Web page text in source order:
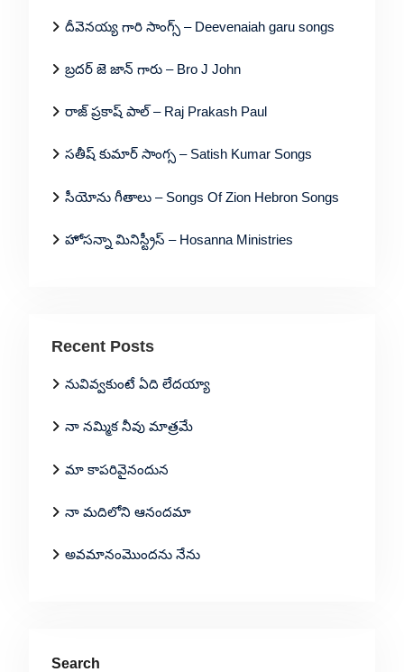
దీవెనయ్య గారి సాంగ్స్ – Deevenaiah garu songs
బ్రదర్ జె జాన్ గారు – Bro J John
రాజ్ ప్రకాష్ పాల్ – Raj Prakash Paul
సతీష్ కుమార్ సాంగ్స – Satish Kumar Songs
సీయోను గీతాలు – Songs Of Zion Hebron Songs
హోసన్నా మినిస్ట్రీస్ – Hosanna Ministries
Recent Posts
నువివ్వకుంటే ఏది లేదయ్యా
నా నమ్మిక నీవు మాత్రమే
మా కాపరివైనందున
నా మదిలోని ఆనందమా
అవమానంమొందను నేను
Search